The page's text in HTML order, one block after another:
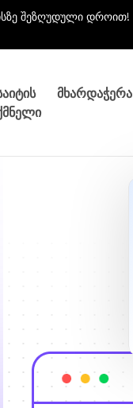
შეზღუდული დროით!
მხარდაჭერა